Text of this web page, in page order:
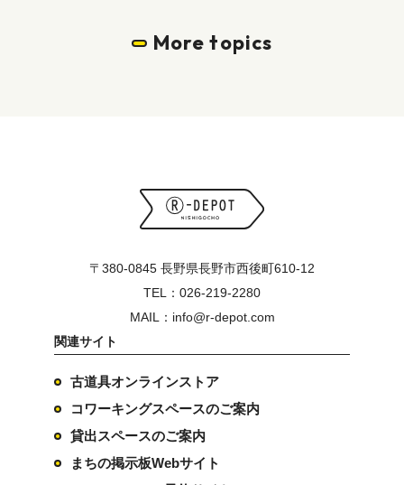
More topics
〒380-0845 長野県長野市西後町610-12
TEL：026-219-2280
MAIL：info@r-depot.com
関連サイト
古道具オンラインストア
コワーキングスペースのご案内
貸出スペースのご案内
まちの掲示板Webサイト